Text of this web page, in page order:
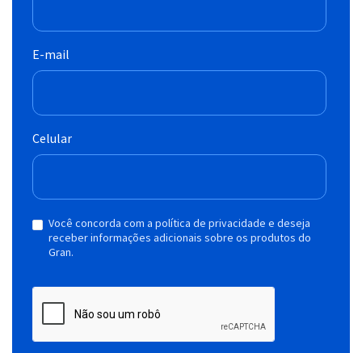
E-mail
Celular
Você concorda com a política de privacidade e deseja
receber informações adicionais sobre os produtos do
Gran.